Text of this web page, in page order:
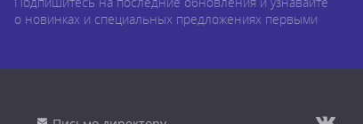
о новинках и специальных предложениях первыми